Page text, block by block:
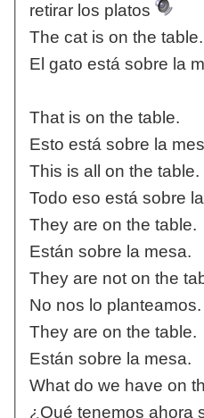
retirar los platos
The cat is on the table.
El gato está sobre la
That is on the table.
Esto está sobre la
This is all on the table.
Todo eso está sobre
They are on the table.
Están sobre la mesa.
They are not on the
No nos lo planteamos.
They are on the table.
Están sobre la mesa.
What do we have on
¿Qué tenemos ahora